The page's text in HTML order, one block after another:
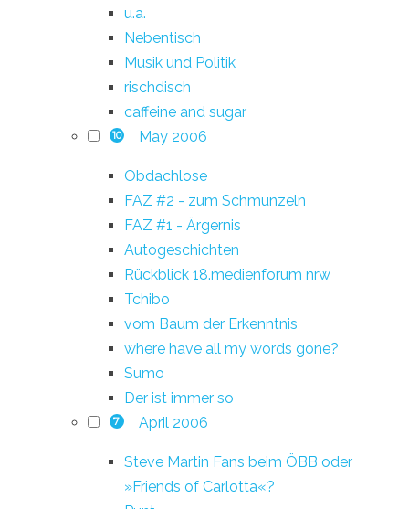
u.a.
Nebentisch
Musik und Politik
rischdisch
caffeine and sugar
10 May 2006
Obdachlose
FAZ #2 - zum Schmunzeln
FAZ #1 - Ärgernis
Autogeschichten
Rückblick 18.medienforum nrw
Tchibo
vom Baum der Erkenntnis
where have all my words gone?
Sumo
Der ist immer so
7 April 2006
Steve Martin Fans beim ÖBB oder
»Friends of Carlotta«?